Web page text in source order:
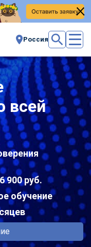
Россия
всей
900 руб.
обучение